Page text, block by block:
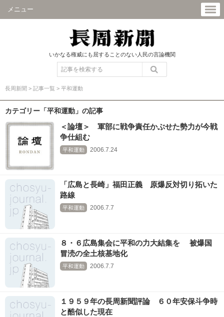
メニュー
いかなる権威にも屈することのない人民の言論機関
長周新聞 > 記事一覧 > 平和運動
カテゴリー「平和運動」の記事
＜論壇＞ 軍部に戦争責任かぶせた勢力が今戦
争仕組む
平和運動 2006.7.24
「広島と長崎」福田正義 原爆反対切り拓いた
路線
平和運動 2006.7.7
８・６広島集会に平和の力大結集を 被爆国
冒涜の全土核基地化
平和運動 2006.7.7
１９５９年の長周新聞評論 ６０年安保斗争時
と酷似した現在